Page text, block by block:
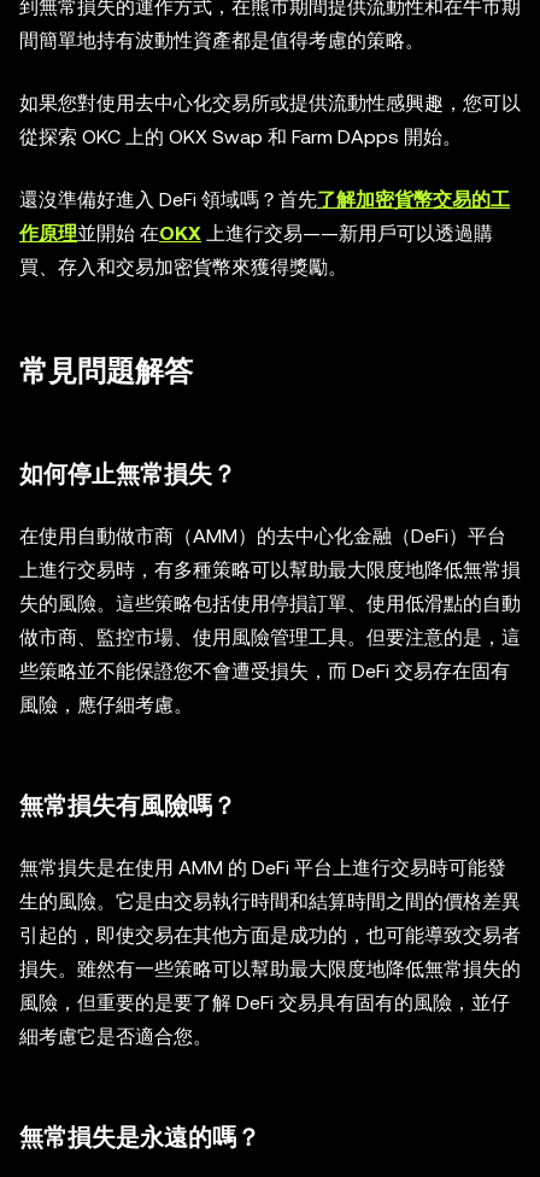
到無常損失的運作方式，在熊市期間提供流動性和在牛市期
間簡單地持有波動性資產都是值得考慮的策略。
如果您對使用去中心化交易所或提供流動性感興趣，您可以
從探索 OKC 上的 OKX Swap 和 Farm DApps 開始。
還沒準備好進入 DeFi 領域嗎？首先了解加密貨幣交易的工
作原理並開始 在OKX 上進行交易——新用戶可以透過購
買、存入和交易加密貨幣來獲得獎勵。
常見問題解答
如何停止無常損失？
在使用自動做市商（AMM）的去中心化金融（DeFi）平台
上進行交易時，有多種策略可以幫助最大限度地降低無常損
失的風險。這些策略包括使用停損訂單、使用低滑點的自動
做市商、監控市場、使用風險管理工具。但要注意的是，這
些策略並不能保證您不會遭受損失，而 DeFi 交易存在固有
風險，應仔細考慮。
無常損失有風險嗎？
無常損失是在使用 AMM 的 DeFi 平台上進行交易時可能發
生的風險。它是由交易執行時間和結算時間之間的價格差異
引起的，即使交易在其他方面是成功的，也可能導致交易者
損失。雖然有一些策略可以幫助最大限度地降低無常損失的
風險，但重要的是要了解 DeFi 交易具有固有的風險，並仔
細考慮它是否適合您。
無常損失是永遠的嗎？